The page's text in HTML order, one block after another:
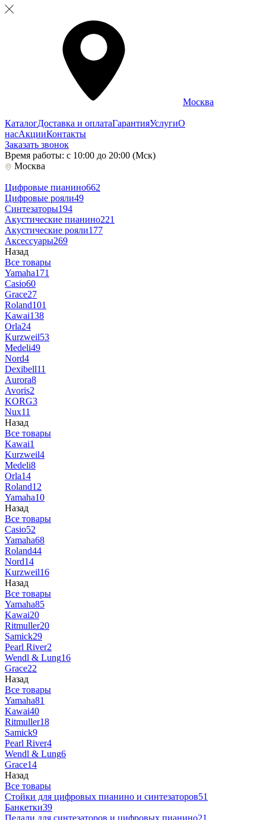
Москва
КаталогДоставка и оплатаГарантияУслугиО
насАкцииКонтакты
Заказать звонок
Время работы: с 10:00 до 20:00 (Мск)
Москва
Цифровые пианино662
Цифровые рояли49
Синтезаторы194
Акустические пианино221
Акустические рояли177
Аксессуары269
Назад
Все товары
Yamaha171
Casio60
Grace27
Roland101
Kawai138
Orla24
Kurzweil53
Medeli49
Nord4
Dexibell11
Aurora8
Avoris2
KORG3
Nux11
Назад
Все товары
Kawai1
Kurzweil4
Medeli8
Orla14
Roland12
Yamaha10
Назад
Все товары
Casio52
Yamaha68
Roland44
Nord14
Kurzweil16
Назад
Все товары
Yamaha85
Kawai20
Ritmuller20
Samick29
Pearl River2
Wendl & Lung16
Grace22
Назад
Все товары
Yamaha81
Kawai40
Ritmuller18
Samick9
Pearl River4
Wendl & Lung6
Grace14
Назад
Все товары
Стойки для цифровых пианино и синтезаторов51
Банкетки39
Педали для синтезаторов и цифровых пианино21